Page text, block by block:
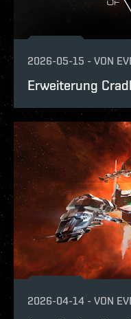
2026-05-15 - VON
Erweiterung
2026-04-14 - VON